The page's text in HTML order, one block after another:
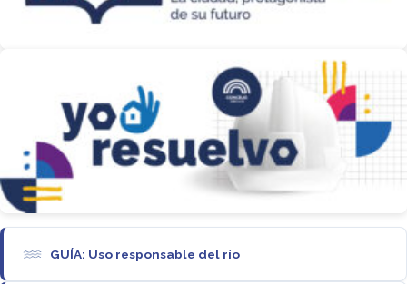
GUÍA: Uso responsable del río